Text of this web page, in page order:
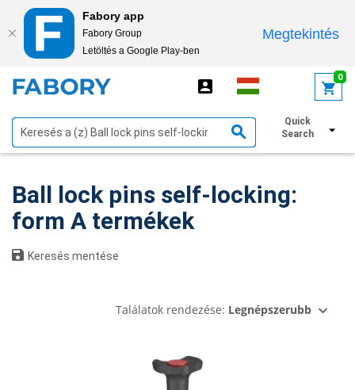
Fabory app
Fabory Group
Letöltés a Google Play-ben
Megtekintés
0
Quick
Search
Szűrők megjelenítése
Ball lock pins self-locking:
form A termékek
Keresés mentése
Találatok rendezése: Legnépszerubb